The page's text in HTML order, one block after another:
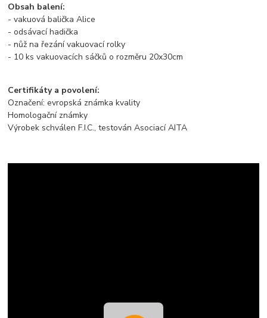
Obsah balení:
- vakuová balička Alice
- odsávací hadička
- nůž na řezání vakuovací rolky
- 10 ks vakuovacích sáčků o rozměru 20x30cm
Certifikáty a povolení:
Označení: evropská známka kvality
Homologační známky
Výrobek schválen F.I.C., testován Asociací AITA